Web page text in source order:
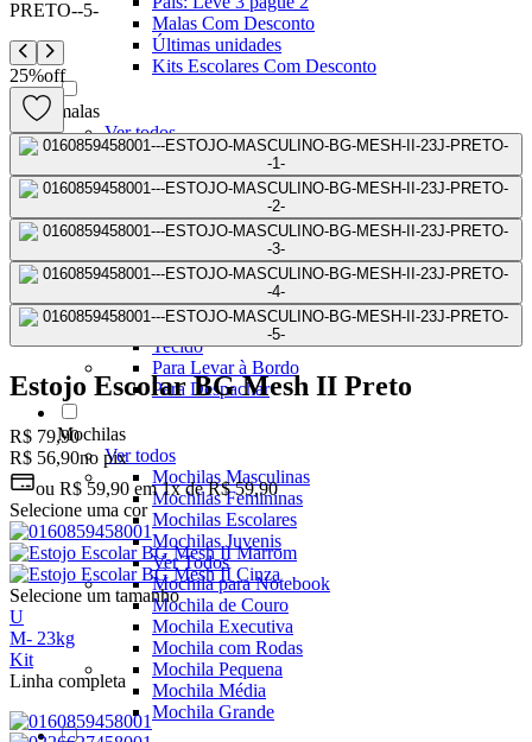
Malas Com Desconto
Últimas unidades
Kits Escolares Com Desconto
malas
Ver todos
Mala de bordo (8 a 10 kg)
Mala Pequena (10 kg)
Mala Média (23 kg)
Mala Grande (32 kg)
Conjunto de Malas
Bolsa de Viagem
ABS
Polipropileno
Policarbonato
Tecido
Para Levar à Bordo
Para Despachar
Mochilas
Ver todos
Mochilas Masculinas
Mochilas Femininas
Mochilas Escolares
Mochilas Juvenis
Ver Todos
Mochila para Notebook
Mochila de Couro
Mochila Executiva
Mochila com Rodas
Mochila Pequena
Mochila Média
Mochila Grande
25%off
Estojo Escolar BG Mesh II Preto
R$ 79,90
R$ 56,90no pix
ou R$ 59,90 em1x de R$ 59,90
Selecione uma cor
Selecione um tamanho
U
M- 23kg
Kit
Linha completa